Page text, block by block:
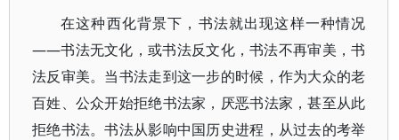
在这种西化背景下，书法就出现这样一种情况
——书法无文化，或书法反文化，书法不再审美，书
法反审美。当书法走到这一步的时候，作为大众的老
百姓、公众开始拒绝书法家，厌恶书法家，甚至从此
拒绝书法。书法从影响中国历史进程，从过去的考举